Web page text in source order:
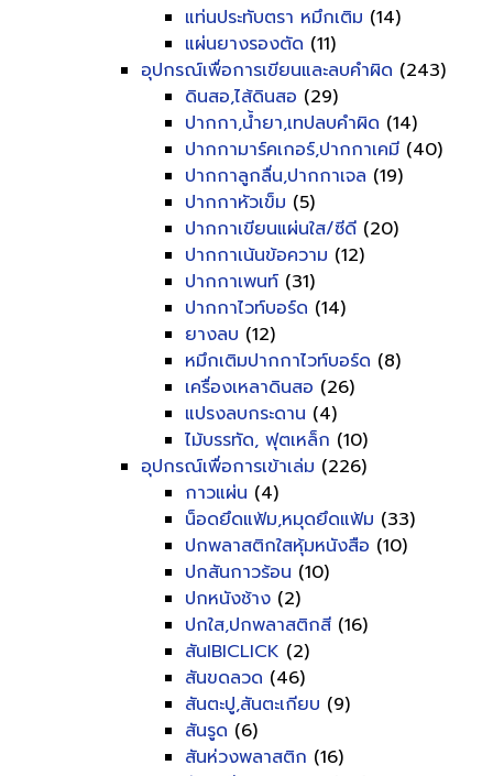
แท่นประทับตรา หมึกเติม (14)
แผ่นยางรองตัด (11)
อุปกรณ์เพื่อการเขียนและลบคำผิด (243)
ดินสอ,ไส้ดินสอ (29)
ปากกา,น้ำยา,เทปลบคำผิด (14)
ปากกามาร์คเกอร์,ปากกาเคมี (40)
ปากกาลูกลื่น,ปากกาเจล (19)
ปากกาหัวเข็ม (5)
ปากกาเขียนแผ่นใส/ซีดี (20)
ปากกาเน้นข้อความ (12)
ปากกาเพนท์ (31)
ปากกาไวท์บอร์ด (14)
ยางลบ (12)
หมึกเติมปากกาไวท์บอร์ด (8)
เครื่องเหลาดินสอ (26)
แปรงลบกระดาน (4)
ไม้บรรทัด, ฟุตเหล็ก (10)
อุปกรณ์เพื่อการเข้าเล่ม (226)
กาวแผ่น (4)
น็อดยึดแฟ้ม,หมุดยึดแฟ้ม (33)
ปกพลาสติกใสหุ้มหนังสือ (10)
ปกสันกาวร้อน (10)
ปกหนังช้าง (2)
ปกใส,ปกพลาสติกสี (16)
สันIBICLICK (2)
สันขดลวด (46)
สันตะปู,สันตะเกียบ (9)
สันรูด (6)
สันห่วงพลาสติก (16)